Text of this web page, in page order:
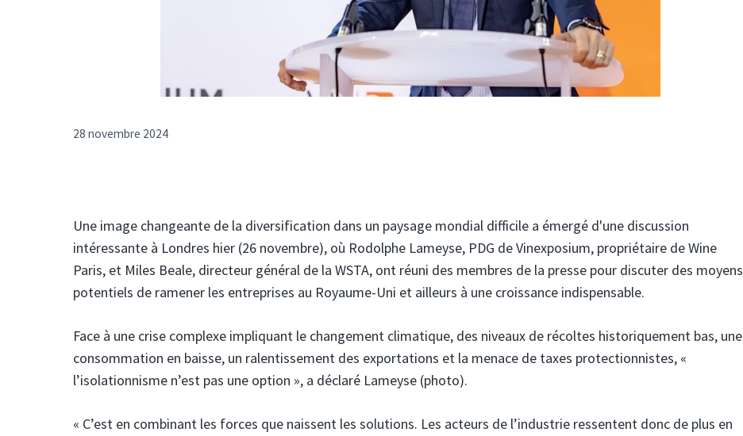
28 novembre 2024
Une image changeante de la diversification dans un paysage mondial difficile a émergé d'une discussion
intéressante à Londres hier (26 novembre), où Rodolphe Lameyse, PDG de Vinexposium, propriétaire de Wine
Paris, et Miles Beale, directeur général de la WSTA, ont réuni des membres de la presse pour discuter des moyens
potentiels de ramener les entreprises au Royaume-Uni et ailleurs à une croissance indispensable.
Face à une crise complexe impliquant le changement climatique, des niveaux de récoltes historiquement bas, une
consommation en baisse, un ralentissement des exportations et la menace de taxes protectionnistes, «
l’isolationnisme n’est pas une option », a déclaré Lameyse (photo).
« C’est en combinant les forces que naissent les solutions. Les acteurs de l’industrie ressentent donc de plus en